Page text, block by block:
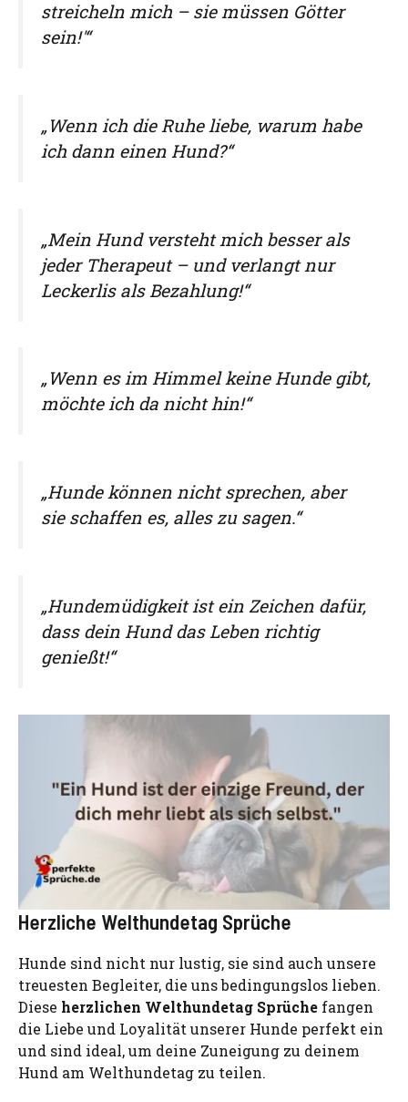
streicheln mich – sie müssen Götter
sein!'“
„Wenn ich die Ruhe liebe, warum habe
ich dann einen Hund?“
„Mein Hund versteht mich besser als
jeder Therapeut – und verlangt nur
Leckerlis als Bezahlung!“
„Wenn es im Himmel keine Hunde gibt,
möchte ich da nicht hin!“
„Hunde können nicht sprechen, aber
sie schaffen es, alles zu sagen.“
„Hundemüdigkeit ist ein Zeichen dafür,
dass dein Hund das Leben richtig
genießt!“
Herzliche Welthundetag Sprüche
Hunde sind nicht nur lustig, sie sind auch unsere
treuesten Begleiter, die uns bedingungslos lieben.
Diese herzlichen Welthundetag Sprüche fangen
die Liebe und Loyalität unserer Hunde perfekt ein
und sind ideal, um deine Zuneigung zu deinem
Hund am Welthundetag zu teilen.